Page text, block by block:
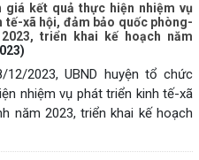
giá kết quả thực hiện nhiệm vụ
tế-xã hội, đảm bảo quốc phòng-
triển khai kế hoạch năm
12/2023, UBND huyện tổ chức
nhiệm vụ phát triển kinh tế-xã
năm 2023, triển khai kế hoạch